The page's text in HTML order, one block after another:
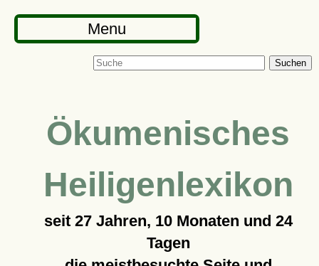
Menu
Suchen
Ökumenisches
Heiligenlexikon
seit 27 Jahren, 10 Monaten und 24
Tagen